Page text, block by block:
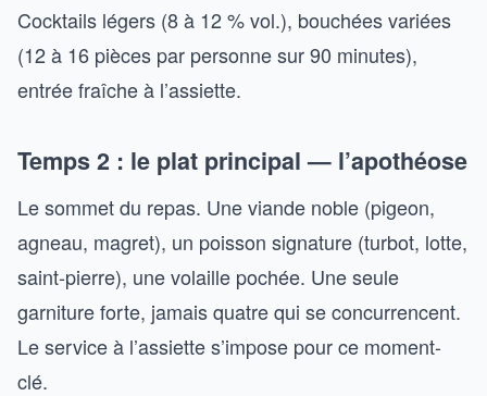
Cocktails légers (8 à 12 % vol.), bouchées variées
(12 à 16 pièces par personne sur 90 minutes),
entrée fraîche à l’assiette.
Temps 2 : le plat principal — l’apothéose
Le sommet du repas. Une viande noble (pigeon,
agneau, magret), un poisson signature (turbot, lotte,
saint-pierre), une volaille pochée. Une seule
garniture forte, jamais quatre qui se concurrencent.
Le service à l’assiette s’impose pour ce moment-
clé.